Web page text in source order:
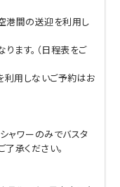
港間の送迎を利用し
ます。（日程表をご
用しないご予約はお
ャワーのみでバスタ
承ください。